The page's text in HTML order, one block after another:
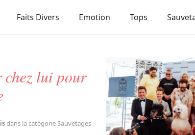
Faits Divers Emotion Tops
chez lui pour
dans la catégorie Sauvetages